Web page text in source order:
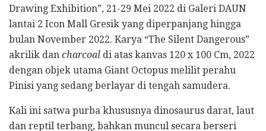
Drawing Exhibition”, 21-29 Mei 2022 di Galeri DAUN
lantai 2 Icon Mall Gresik yang diperpanjang hingga
bulan November 2022. Karya “The Silent Dangerous”
akrilik dan charcoal di atas kanvas 120 x 100 Cm, 2022
dengan objek utama Giant Octopus melilit perahu
Pinisi yang sedang berlayar di tengah samudera.
Kali ini satwa purba khususnya dinosaurus darat, laut
dan reptil terbang, bahkan muncul secara berseri